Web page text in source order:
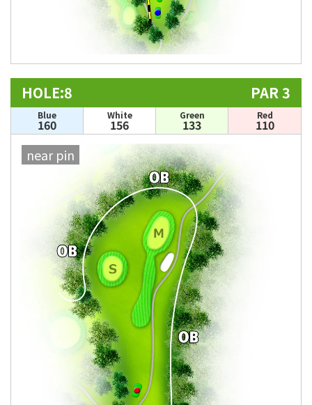
HOLE:8 PAR 3
Blue
160
White
156
Green
133
Red
110
near pin